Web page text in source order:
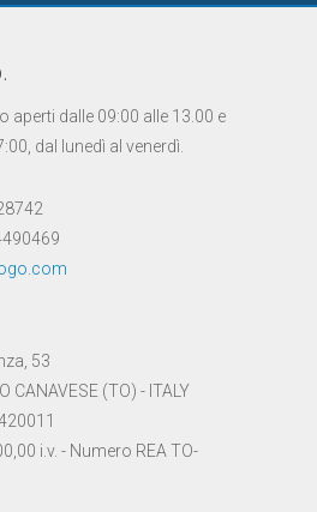
aperti dalle 09:00 alle 13.00 e
dal lunedì al venerdì.
53
CANAVESE (TO) - ITALY
i.v. - Numero REA TO-